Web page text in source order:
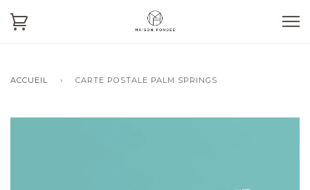
ACCUEIL › CARTE POSTALE PALM SPRINGS